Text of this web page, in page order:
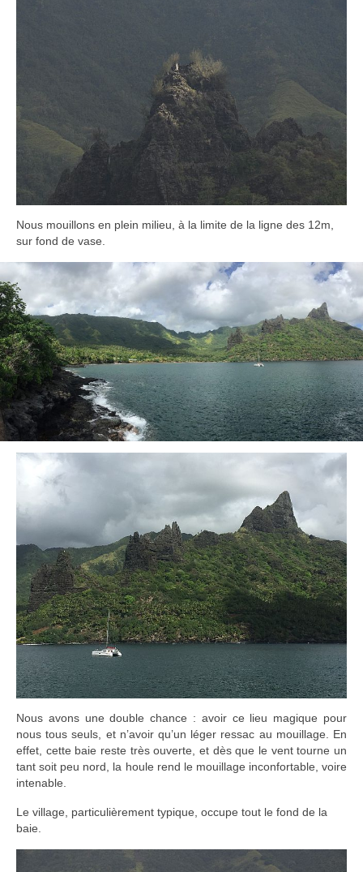
Nous mouillons en plein milieu, à la limite de la ligne des 12m,
sur fond de vase.
Nous avons une double chance : avoir ce lieu magique pour
nous tous seuls, et n’avoir qu’un léger ressac au mouillage. En
effet, cette baie reste très ouverte, et dès que le vent tourne un
tant soit peu nord, la houle rend le mouillage inconfortable, voire
intenable.
Le village, particulièrement typique, occupe tout le fond de la
baie.